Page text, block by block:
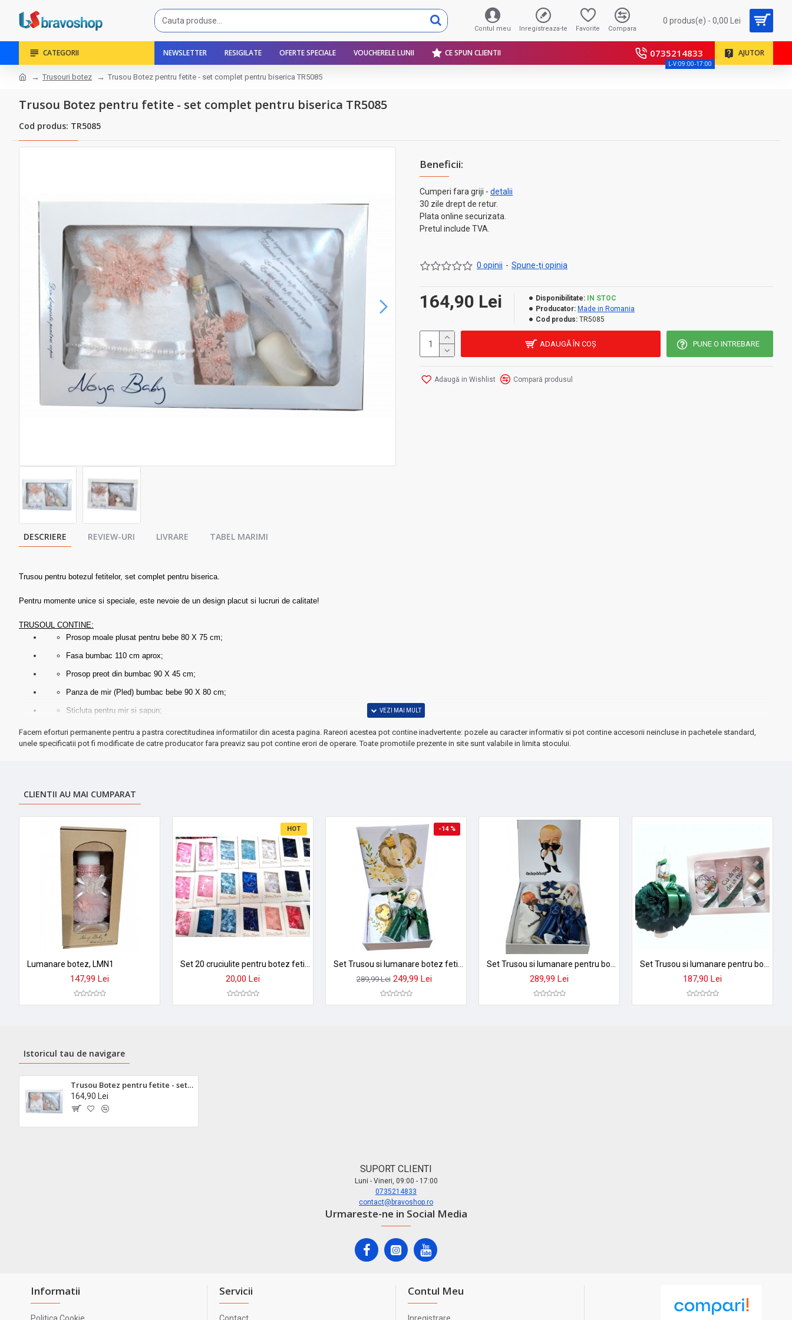
Contul meu Inregistreaza-te Favorite Compara
0 produs(e) - 0,00 Lei
CATEGORII NEWSLETTER RESIGILATE OFERTE SPECIALE VOUCHERELE LUNII CE SPUN CLIENTII 0735214833
L-V:09:00-17:00
AJUTOR
Trusouri botez Trusou Botez pentru fetite - set complet pentru biserica TR5085
Trusou Botez pentru fetite - set complet pentru biserica TR5085
Cod produs: TR5085
Beneficii:
Cumperi fara griji - detalii
30 zile drept de retur.
Plata online securizata.
Pretul include TVA.
0 opinii - Spune-ţi opinia
164,90 Lei Disponibilitate:
IN STOC
Producator: Made in Romania
Cod produs: TR5085
ADAUGĂ ÎN COŞ PUNE O INTREBARE
Adaugă in Wishlist Compară produsul
DESCRIERE REVIEW-URI LIVRARE TABEL MARIMI
Trusou pentru botezul fetitelor, set complet pentru biserica.
Pentru momente unice si speciale, este nevoie de un design placut si lucruri de calitate!
TRUSOUL CONTINE:
Prosop moale plusat pentru bebe 80 X 75 cm;
Fasa bumbac 110 cm aprox;
Prosop preot din bumbac 90 X 45 cm;
Panza de mir (Pled) bumbac bebe 90 X 80 cm;
Sticluta pentru mir si sapun;
Este ambalat in cutie cu fereastră transparenta (dimensiuni: 26x42 cm);
Facem eforturi permanente pentru a pastra corectitudinea informatiilor din acesta pagina. Rareori acestea pot contine inadvertente: pozele au caracter informativ si pot contine accesorii neincluse in pachetele standard,
unele specificatii pot fi modificate de catre producator fara preaviz sau pot contine erori de operare. Toate promotiile prezente in site sunt valabile in limita stocului.
CLIENTII AU MAI CUMPARAT
Lumanare botez, LMN1
147,99 Lei
HOT
Set 20 cruciulite pentru botez fetite si baieti TRB479
20,00 Lei
-14 %
Set Trusou si lumanare botez fetite si baieti complet pentru biserica ALBINUTA8
289,99 Lei 249,99 Lei
Set Trusou si lumanare pentru botez baieti, set complet pentru biserica ALBINUTA22
289,99 Lei
Set Trusou si lumanare pentru botez fetite si baieti, set complet pentru biserica ALBINUTA1
187,90 Lei
Istoricul tau de navigare
Trusou Botez pentru fetite - set complet pentru biserica TR5085
164,90 Lei
SUPORT CLIENTI
Luni - Vineri, 09:00 - 17:00
0735214833
contact@bravoshop.ro
Urmareste-ne in Social Media
Informatii
Politica Cookie
Servicii
Contact
Contul Meu
Inregistrare